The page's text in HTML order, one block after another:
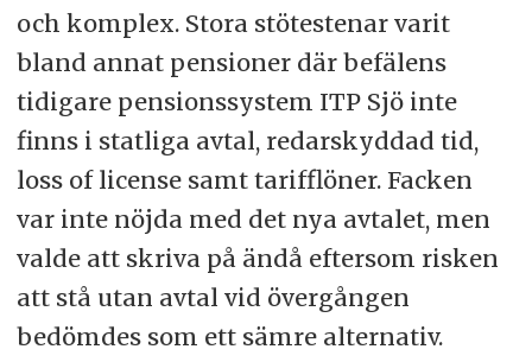
och komplex. Stora stötestenar varit
bland annat pensioner där befälens
tidigare pensionssystem ITP Sjö inte
finns i statliga avtal, redarskyddad tid,
loss of license samt tarifflöner. Facken
var inte nöjda med det nya avtalet, men
valde att skriva på ändå eftersom risken
att stå utan avtal vid övergången
bedömdes som ett sämre alternativ.